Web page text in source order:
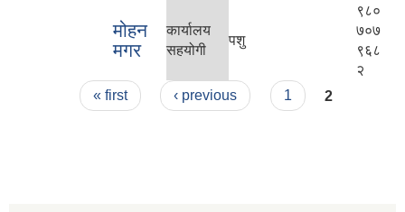
मोहन
मगर
कार्यालय
सहयोगी
पशु
९८०
७०७
९६८
२
Pages« first ‹ previous 1 2